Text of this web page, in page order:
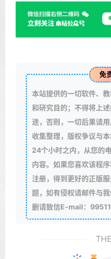
免
本站提供的一切软件、
和研究目的；不得将上
途，否则，一切后果请
收集整理，版权争议与
24个小时之内，从您的
内容。如果您喜欢该程
注册，得到更好的正版
题，如有侵权请邮件与我
删请致信E-mail：